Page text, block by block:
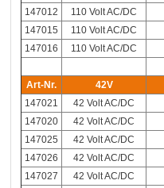
147012
110 Volt AC/DC
147015
110 Volt AC/DC
147016
110 Volt AC/DC
Art-Nr. 42V
147021
42 Volt AC/DC
147020
42 Volt AC/DC
147025
42 Volt AC/DC
147026
42 Volt AC/DC
147027
42 Volt AC/DC